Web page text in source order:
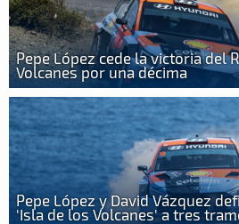
Pepe López cede la victoria del
Volcanes por una décima
Pepe López y David Vázquez
'Isla de los Volcanes' a tres